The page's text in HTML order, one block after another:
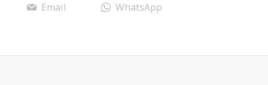
Email WhatsApp